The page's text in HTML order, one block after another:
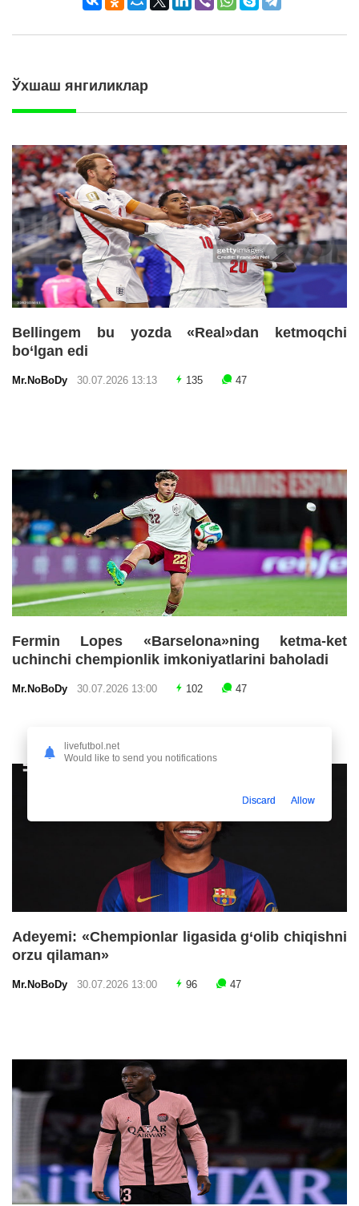
Ўхшаш янгиликлар
Bellingem bu yozda «Real»dan ketmoqchi
bo‘lgan edi
Mr.NoBoDy 30.07.2026 13:13 135 47
Fermin Lopes «Barselona»ning ketma-ket
uchinchi chempionlik imkoniyatlarini baholadi
Mr.NoBoDy 30.07.2026 13:00 102 47
Adeyemi: «Chempionlar ligasida g‘olib chiqishni
orzu qilaman»
Mr.NoBoDy 30.07.2026 13:00 96 47
livefutbol.net
Would like to send you notifications
Discard Allow